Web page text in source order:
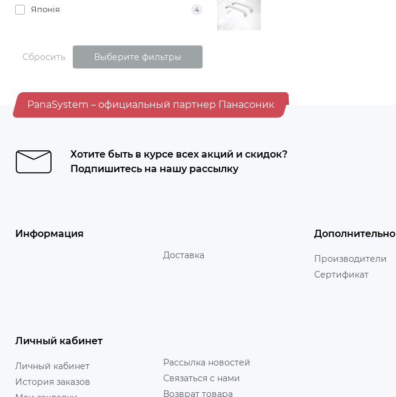
Японія 4
Сбросить Выберите фильтры
PanaSystem – официальный партнер Панасоник
Хотите быть в курсе всех акций и скидок?
Подпишитесь на нашу рассылку
Информация
Доставка
Дополнительно
Производители
Сертификат
Личный кабинет
Личный кабинет
История заказов
Рассылка новостей
Связаться с нами
Возврат товара